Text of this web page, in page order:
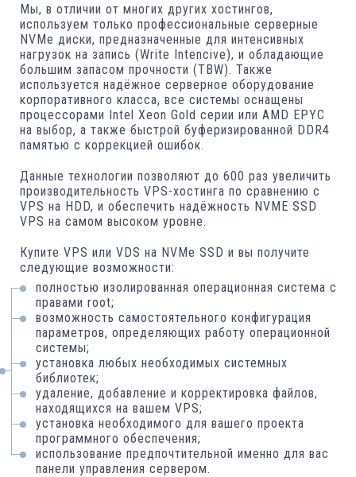
Мы, в отличии от многих других хостингов,
используем только профессиональные серверные
NVMe диски, предназначенные для интенсивных
нагрузок на запись (Write Intencive), и обладающие
большим запасом прочности (TBW). Также
используется надёжное серверное оборудование
корпоративного класса, все системы оснащены
процессорами Intel Xeon Gold серии или AMD EPYC
на выбор, а также быстрой буферизированной DDR4
памятью с коррекцией ошибок.
Данные технологии позволяют до 600 раз увеличить
производительность VPS-хостинга по сравнению с
VPS на HDD, и обеспечить надёжность NVME SSD
VPS на самом высоком уровне.
Купите VPS или VDS на NVMe SSD и вы получите
следующие возможности:
полностью изолированная операционная система с
правами root;
возможность самостоятельного конфигурация
параметров, определяющих работу операционной
системы;
установка любых необходимых системных
библиотек;
удаление, добавление и корректировка файлов,
находящихся на вашем VPS;
установка необходимого для вашего проекта
программного обеспечения;
использование предпочтительной именно для вас
панели управления сервером.